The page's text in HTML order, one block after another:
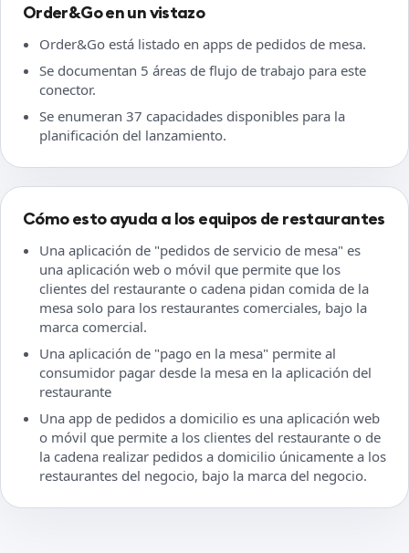
Order&Go en un vistazo
Order&Go está listado en apps de pedidos de mesa.
Se documentan 5 áreas de flujo de trabajo para este
conector.
Se enumeran 37 capacidades disponibles para la
planificación del lanzamiento.
Cómo esto ayuda a los equipos de restaurantes
Una aplicación de "pedidos de servicio de mesa" es
una aplicación web o móvil que permite que los
clientes del restaurante o cadena pidan comida de la
mesa solo para los restaurantes comerciales, bajo la
marca comercial.
Una aplicación de "pago en la mesa" permite al
consumidor pagar desde la mesa en la aplicación del
restaurante
Una app de pedidos a domicilio es una aplicación web
o móvil que permite a los clientes del restaurante o de
la cadena realizar pedidos a domicilio únicamente a los
restaurantes del negocio, bajo la marca del negocio.